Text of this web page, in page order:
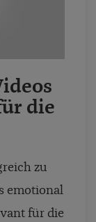
die
zu
emotional
für die